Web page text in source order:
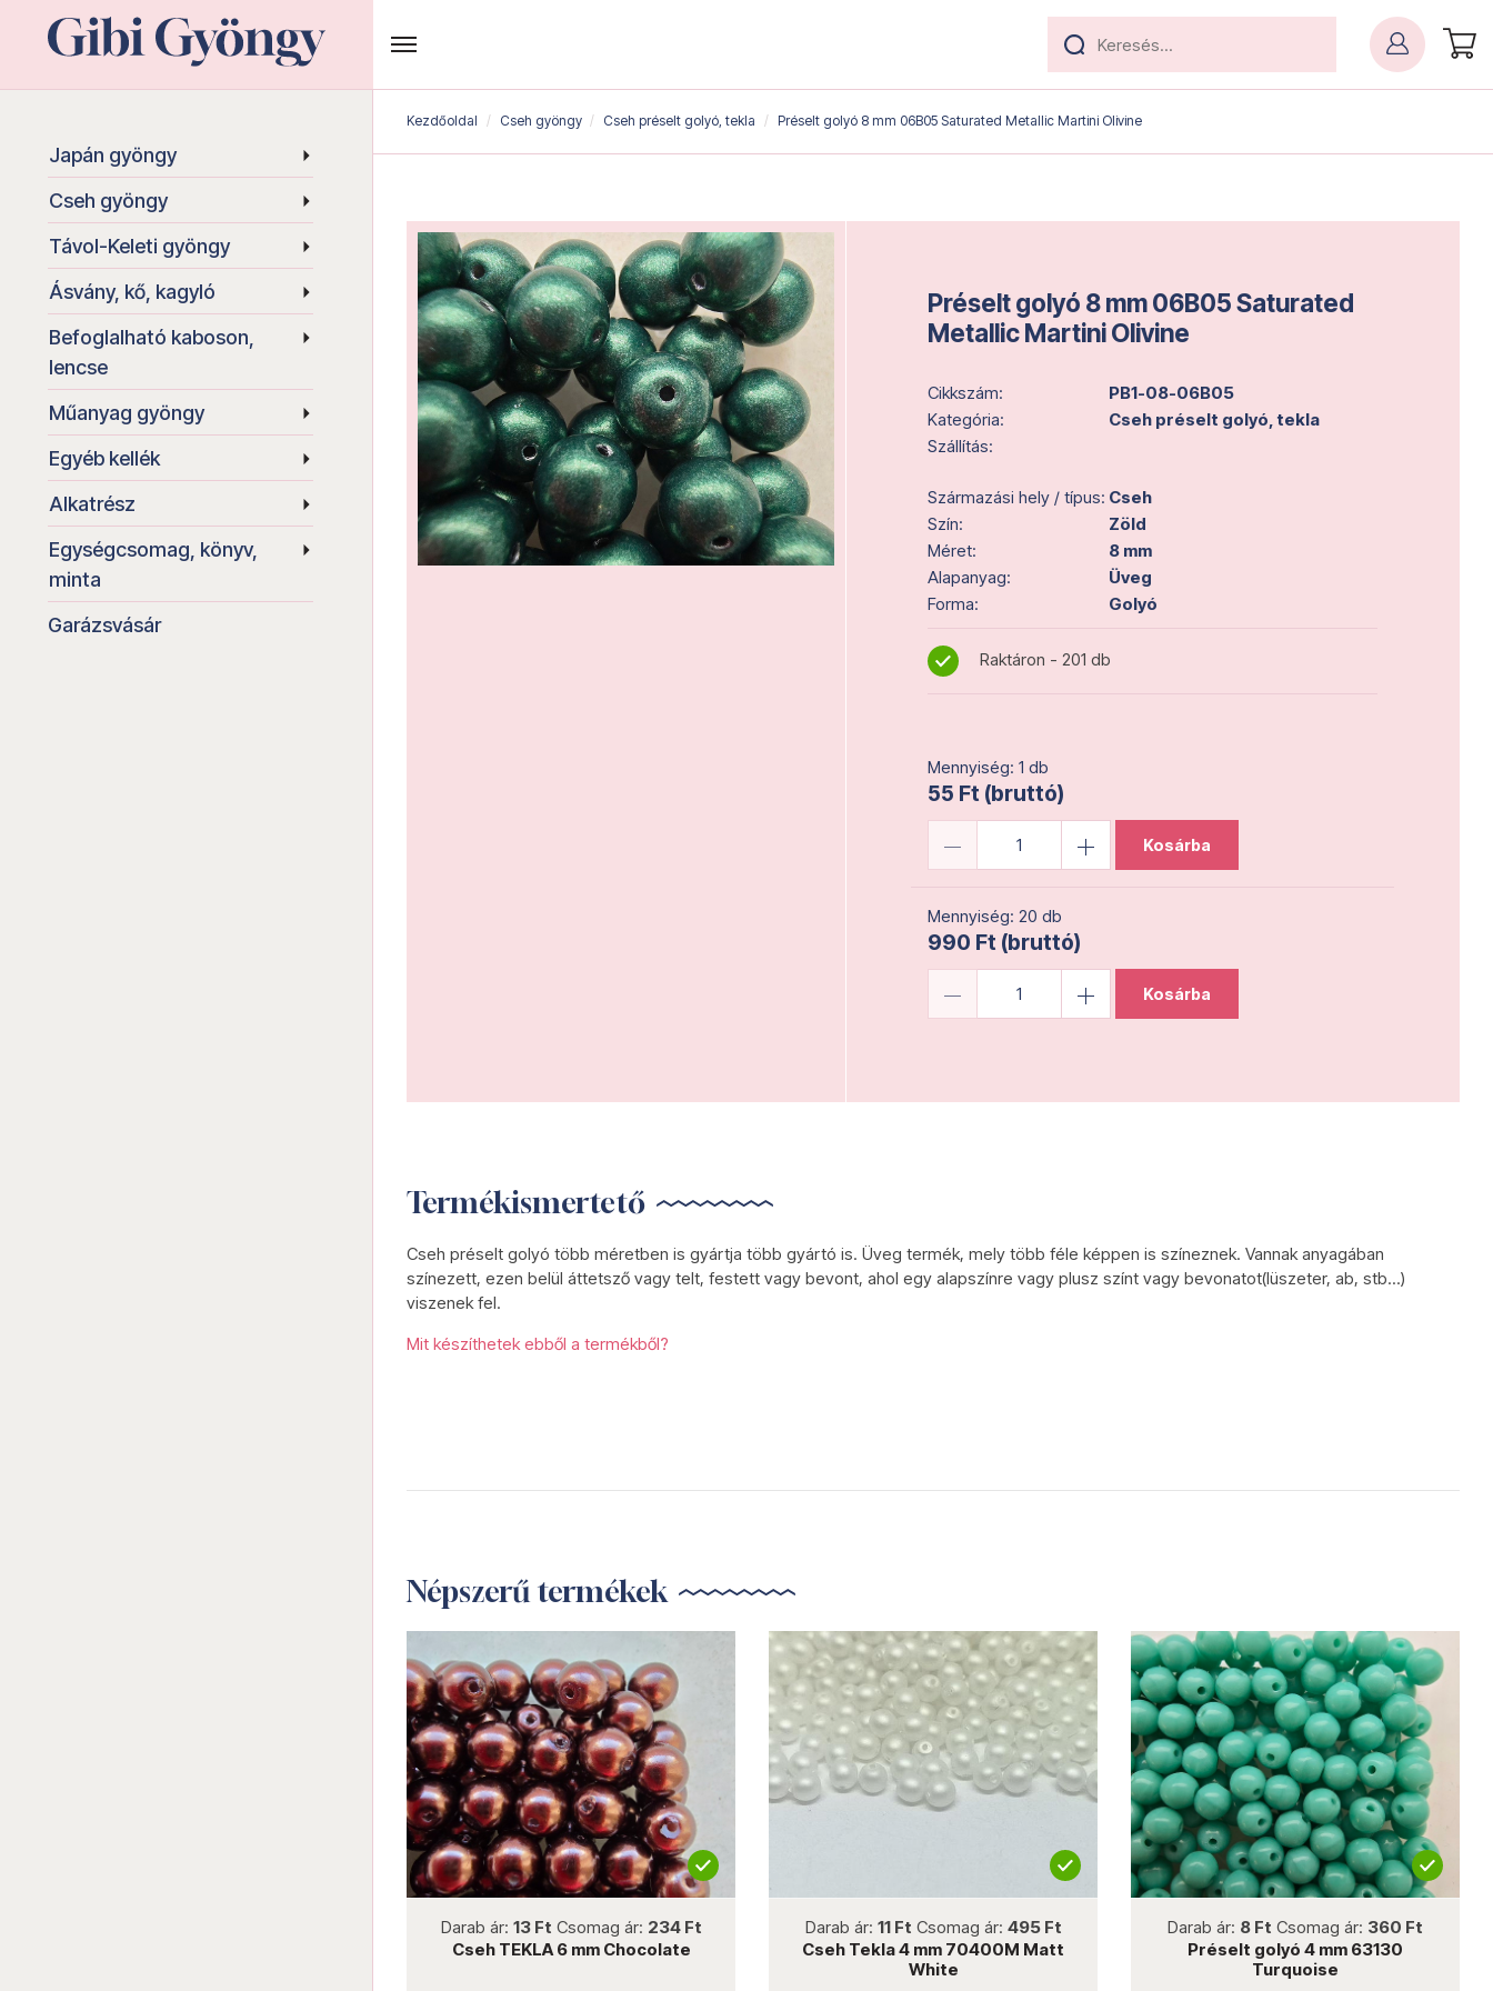
Japán gyöngy
Cseh gyöngy
Távol-Keleti gyöngy
Ásvány, kő, kagyló
Befoglalható kaboson,
lencse
Műanyag gyöngy
Egyéb kellék
Alkatrész
Egységcsomag, könyv,
minta
Garázsvásár
Kezdőoldal Cseh gyöngy Cseh préselt golyó, tekla Préselt golyó 8 mm 06B05 Saturated Metallic Martini Olivine
Préselt golyó 8 mm 06B05 Saturated
Metallic Martini Olivine
Cikkszám:
PB1-08-06B05
Kategória:
Cseh préselt golyó, tekla
Szállítás:
Származási hely / típus: Cseh
Szín:
Zöld
Méret:
8 mm
Alapanyag:
Üveg
Forma:
Golyó
Raktáron - 201 db
Mennyiség: 1 db
55 Ft (bruttó)
Kosárba
Mennyiség: 20 db
990 Ft (bruttó)
Kosárba
Termékismertető
Cseh préselt golyó több méretben is gyártja több gyártó is. Üveg termék, mely több féle képpen is színeznek. Vannak anyagában
színezett, ezen belül áttetsző vagy telt, festett vagy bevont, ahol egy alapszínre vagy plusz színt vagy bevonatot(lüszeter, ab, stb...)
viszenek fel.
Mit készíthetek ebből a termékből?
Népszerű termékek
Darab ár: 13 Ft Csomag ár: 234 Ft
Cseh TEKLA 6 mm Chocolate
Darab ár: 11 Ft Csomag ár: 495 Ft
Cseh Tekla 4 mm 70400M Matt
White
Darab ár: 8 Ft Csomag ár: 360 Ft
Préselt golyó 4 mm 63130
Turquoise